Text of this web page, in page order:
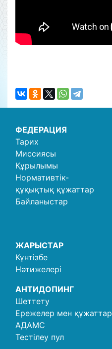
ФЕДЕРАЦИЯ
Тарих
Миссиясы
Құрылымы
Нормативтік-
құқықтық құжаттар
Байланыстар
ЖАРЫСТАР
Күнтізбе
Нәтижелері
АНТИДОПИНГ
Шеттету
Ережелер мен құжаттар
АДАМС
Тестілеу пул